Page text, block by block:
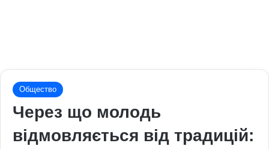
Общество
Через що молодь
відмовляється від традицій: